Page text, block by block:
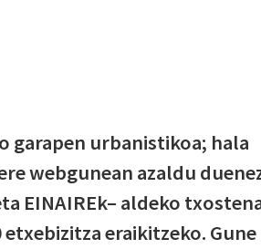
garapen urbanistikoa; hala
webgunean azaldu
EINAIREk– aldeko
eraikitzeko. Gune